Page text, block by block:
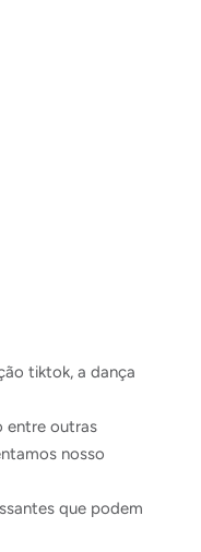
tiktok, a dança
entre outras
nosso
que podem